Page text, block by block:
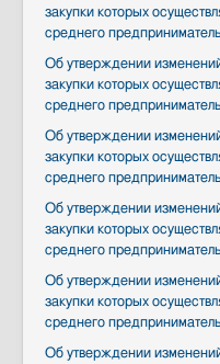
закупки которых
среднего
Об утверждении
закупки которых
среднего
Об утверждении
закупки которых
среднего
Об утверждении
закупки которых
среднего
Об утверждении
закупки которых
среднего
Об утверждении